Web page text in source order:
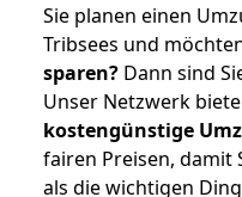
Sie planen einen
Tribsees und
sparen? Dann sind
Unser Netzwerk
kostengünstige
fairen Preisen, damit
als die wichtigen